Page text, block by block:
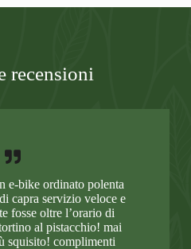
recensioni
e-bike ordinato polenta
capra servizio veloce e
fosse oltre l’orario di
al pistacchio! mai
squisito! complimenti